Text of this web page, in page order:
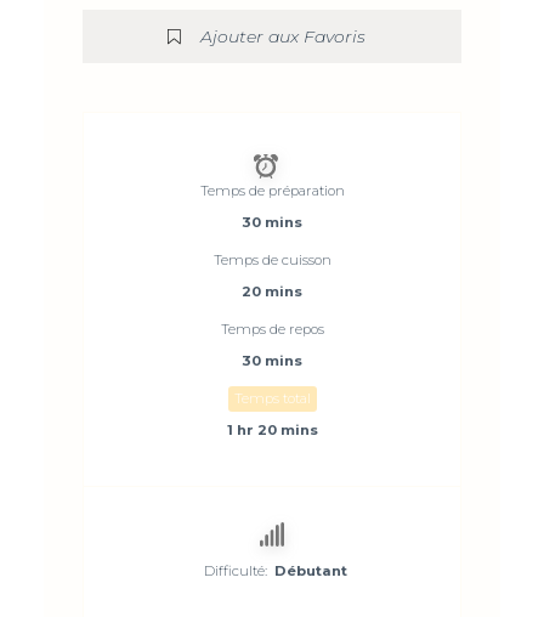
Ajouter aux Favoris
Temps de préparation
30 mins
Temps de cuisson
20 mins
Temps de repos
30 mins
Temps total
1 hr 20 mins
Difficulté: Débutant